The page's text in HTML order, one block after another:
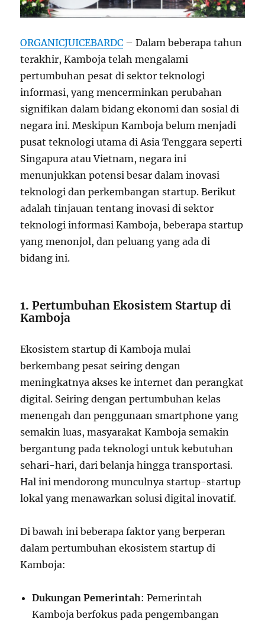
ORGANICJUICEBARDC – Dalam beberapa tahun
terakhir, Kamboja telah mengalami
pertumbuhan pesat di sektor teknologi
informasi, yang mencerminkan perubahan
signifikan dalam bidang ekonomi dan sosial di
negara ini. Meskipun Kamboja belum menjadi
pusat teknologi utama di Asia Tenggara seperti
Singapura atau Vietnam, negara ini
menunjukkan potensi besar dalam inovasi
teknologi dan perkembangan startup. Berikut
adalah tinjauan tentang inovasi di sektor
teknologi informasi Kamboja, beberapa startup
yang menonjol, dan peluang yang ada di
bidang ini.
1.Pertumbuhan Ekosistem Startup di
Kamboja
Ekosistem startup di Kamboja mulai
berkembang pesat seiring dengan
meningkatnya akses ke internet dan perangkat
digital. Seiring dengan pertumbuhan kelas
menengah dan penggunaan smartphone yang
semakin luas, masyarakat Kamboja semakin
bergantung pada teknologi untuk kebutuhan
sehari-hari, dari belanja hingga transportasi.
Hal ini mendorong munculnya startup-startup
lokal yang menawarkan solusi digital inovatif.
Di bawah ini beberapa faktor yang berperan
dalam pertumbuhan ekosistem startup di
Kamboja:
Dukungan Pemerintah: Pemerintah
Kamboja berfokus pada pengembangan